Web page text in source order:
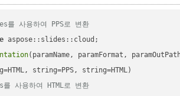
사용하여 PPS로 변환
aspose::slides::cloud;
(paramName, paramFormat,
사용하여 HTML로 변환